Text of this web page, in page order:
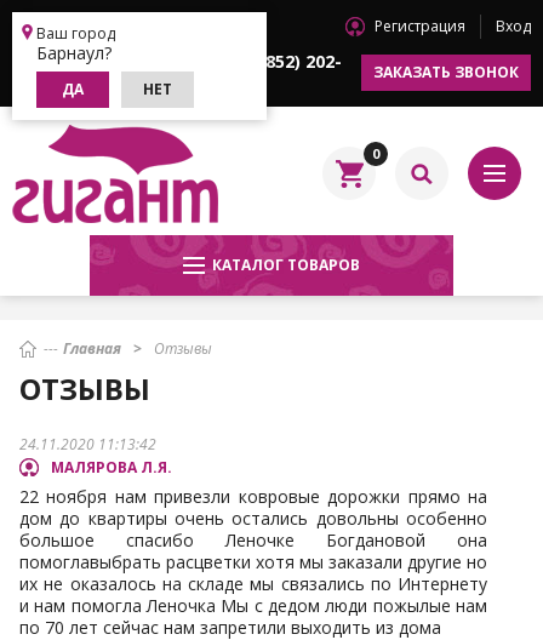
Барнаул
Ваш город
Барнаул?
ДА НЕТ
Регистрация Вход
+7 (3852) 202-
622
+7 (3852) 202-
ЗАКАЗАТЬ ЗВОНОК
0
КАТАЛОГ ТОВАРОВ
Главная Отзывы
ОТЗЫВЫ
24.11.2020 11:13:42
МАЛЯРОВА Л.Я.
22 ноября нам привезли ковровые дорожки прямо на
дом до квартиры очень остались довольны особенно
большое спасибо Леночке Богдановой она
помоглавыбрать расцветки хотя мы заказали другие но
их не оказалось на складе мы связались по Интернету
и нам помогла Леночка Мы с дедом люди пожылые нам
по 70 лет сейчас нам запретили выходить из дома